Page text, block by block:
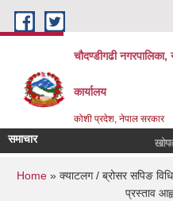
Skip to main content
चौदण्डीगढी नगरपालिका,
कार्यालय
कोशी प्रदेश, नेपाल सरकार
समाचार
You are here
Home » क्याटलग / ब्रोसर सपिङ
प्रस्ताव